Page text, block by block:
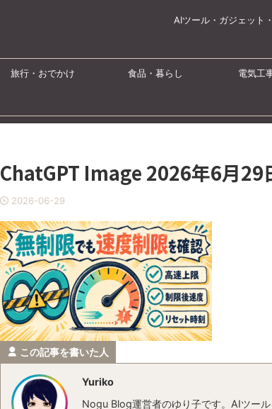
AIツール・ガジェット
旅行・おでかけ 食品・暮らし 電気工
ChatGPT Image 2026年6月
2026-06-29
この記事を書いた人
Yuriko
Nogu Blog運営者のゆり子です。AIツー